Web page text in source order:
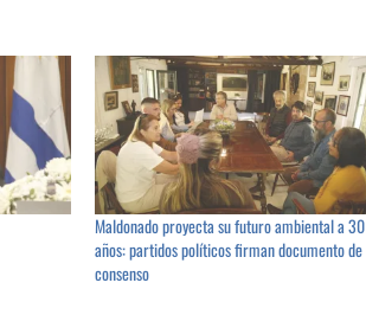
Maldonado proyecta su futuro ambiental a 30
años: partidos políticos firman documento de
consenso